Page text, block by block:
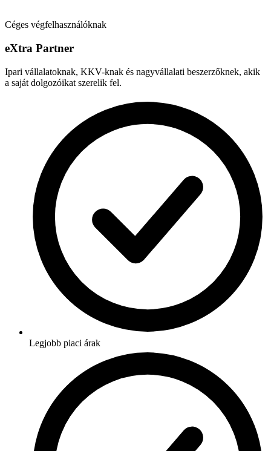
Céges végfelhasználóknak
eXtra Partner
Ipari vállalatoknak, KKV-knak és nagyvállalati beszerzőknek, akik
a saját dolgozóikat szerelik fel.
Legjobb piaci árak